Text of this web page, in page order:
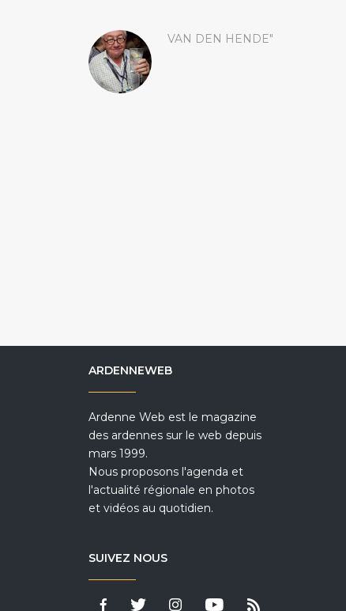
VAN DEN HENDE"
ARDENNEWEB
Ardenne Web est le magazine
des ardennes sur le web depuis
mars 1999.
Nous proposons l'agenda et
l'actualité régionale en photos
et vidéos au quotidien.
SUIVEZ NOUS